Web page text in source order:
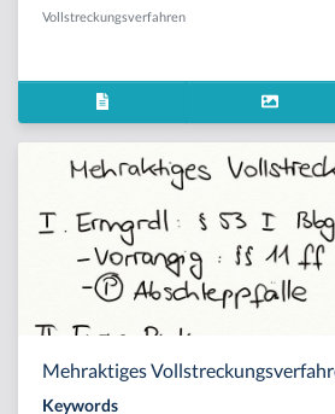
Vollstreckungsverfahren
Mehraktiges
Keywords